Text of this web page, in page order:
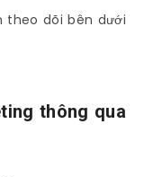
dõi bên dưới
thông qua